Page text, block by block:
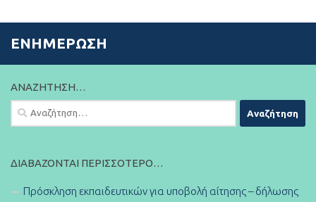
ΕΝΗΜΈΡΩΣΗ
ΑΝΑΖΉΤΗΣΗ…
Αναζήτηση
για:
ΔΙΑΒΆΖΟΝΤΑΙ ΠΕΡΙΣΣΌΤΕΡΟ…
Πρόσκληση εκπαιδευτικών για υποβολή αίτησης – δήλωσης